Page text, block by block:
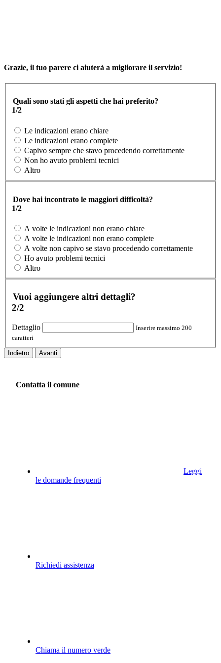
Grazie, il tuo parere ci aiuterà a migliorare il servizio!
Quali sono stati gli aspetti che hai preferito?
1/2
Le indicazioni erano chiare
Le indicazioni erano complete
Capivo sempre che stavo procedendo correttamente
Non ho avuto problemi tecnici
Altro
Dove hai incontrato le maggiori difficoltà?
1/2
A volte le indicazioni non erano chiare
A volte le indicazioni non erano complete
A volte non capivo se stavo procedendo correttamente
Ho avuto problemi tecnici
Altro
Vuoi aggiungere altri dettagli?
2/2
Dettaglio
Inserire massimo 200
caratteri
Indietro Avanti
Contatta il comune
Leggi
le domande frequenti
Richiedi assistenza
Chiama il numero verde